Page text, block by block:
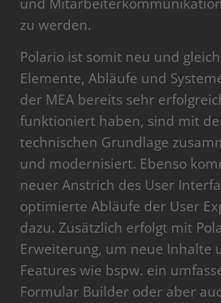
und
zu werden.
Polario ist somit neu und
Elemente, Abläufe und
der MEA bereits sehr
funktioniert haben, sind mit
technischen Grundlage
und modernisiert. Ebenso
neuer Anstrich des User
optimierte Abläufe der User
dazu. Zusätzlich erfolgt mit
Erweiterung, um neue Inhalte
Features wie bspw. ein
Formular Builder oder aber